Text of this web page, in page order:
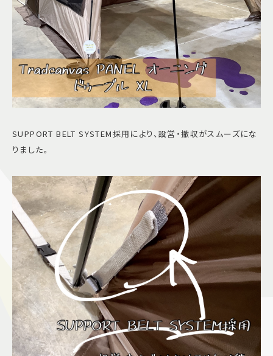
SUPPORT BELT SYSTEM採用により、設営・撤収がスムーズにな
りました。